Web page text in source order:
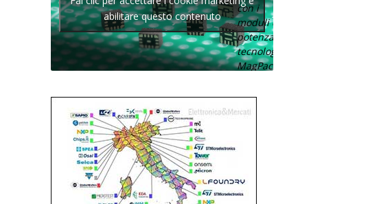
con i
moduli di
potenza con
tecnologia
MagPack.
abilitare questo contenuto